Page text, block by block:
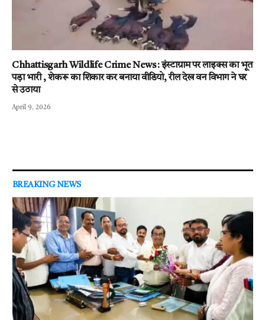
Chhattisgarh Wildlife Crime News : इंस्टाग्राम पर लाइक्स का भूत
पड़ा भारी , शेकरू का शिकार कर बनाया वीडियो, रील देख वन विभाग ने घर
से उठाया
April 9, 2026
BREAKING NEWS